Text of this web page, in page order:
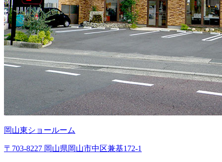
岡山東ショールーム
〒703-8227 岡山県岡山市中区兼基172-1